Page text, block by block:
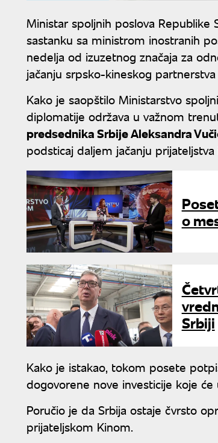
Ministar spoljnih poslova Republike
sastanku sa ministrom inostranih
nedelja od izuzetnog značaja za
jačanju srpsko-kineskog
Kako je saopštilo Ministarstvo
diplomatije održava u važnom
predsednika Srbije Aleksandra
podsticaj daljem jačanju
o
Srbiji
Kako je istakao, tokom posete
dogovorene nove investicije koje
Poručio je da Srbija ostaje čvrsto
prijateljskom Kinom.